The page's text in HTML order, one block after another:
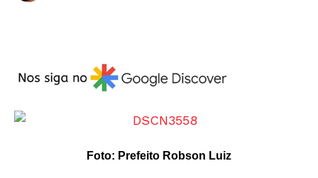
Foto: Prefeito Robson Luiz